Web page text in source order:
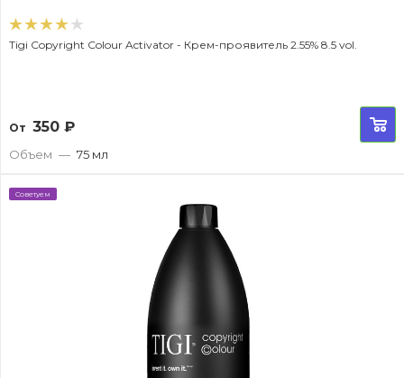
Tigi Copyright Colour Activator - Крем-проявитель 2.55% 8.5 vol.
От 350 ₽
Объем — 75 мл
Советуем